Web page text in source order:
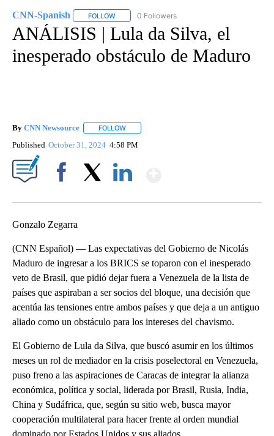
CNN-Spanish FOLLOW FOLLOW "CNN-SPANISH" TO RECEIVE
0 Followers
ANÁLISIS | Lula da Silva, el
inesperado obstáculo de Maduro
By CNN Newsource FOLLOW
Published October 31, 2024 4:58 PM
Gonzalo Zegarra
(CNN Español) — Las expectativas del Gobierno de Nicolás
Maduro de ingresar a los BRICS se toparon con el inesperado
veto de Brasil, que pidió dejar fuera a Venezuela de la lista de
países que aspiraban a ser socios del bloque, una decisión que
acentúa las tensiones entre ambos países y que deja a un antiguo
aliado como un obstáculo para los intereses del chavismo.
El Gobierno de Lula da Silva, que buscó asumir en los últimos
meses un rol de mediador en la crisis poselectoral en Venezuela,
puso freno a las aspiraciones de Caracas de integrar la alianza
económica, política y social, liderada por Brasil, Rusia, India,
China y Sudáfrica, que, según su sitio web, busca mayor
cooperación multilateral para hacer frente al orden mundial
dominado por Estados Unidos y sus aliados.